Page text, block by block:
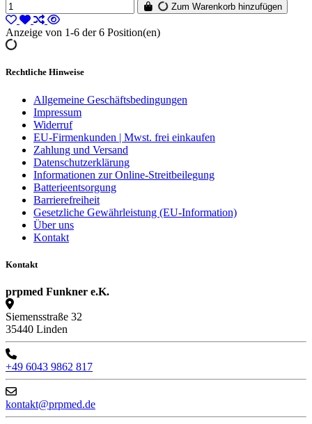
Zum Warenkorb hinzufügen
Anzeige von 1-6 der 6 Position(en)
Rechtliche Hinweise
Allgemeine Geschäftsbedingungen
Impressum
Widerruf
EU-Firmenkunden | Mwst. frei einkaufen
Zahlung und Versand
Datenschutzerklärung
Informationen zur Online-Streitbeilegung
Batterieentsorgung
Barrierefreiheit
Gesetzliche Gewährleistung (EU-Information)
Über uns
Kontakt
Kontakt
prpmed Funkner e.K.
Siemensstraße 32
35440 Linden
+49 6043 9862 817
kontakt@prpmed.de